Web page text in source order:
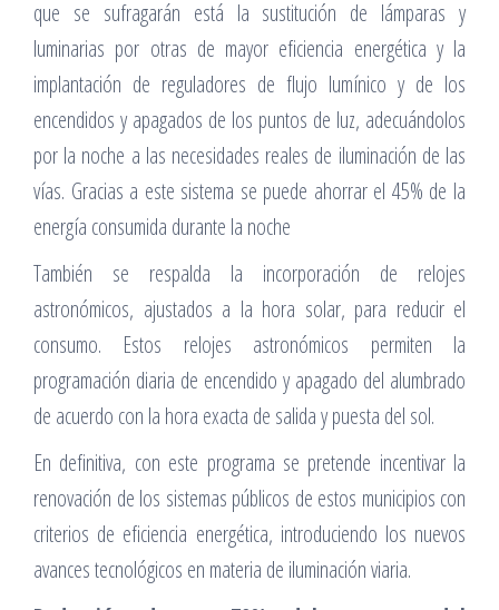
que se sufragarán está la sustitución de lámparas y
luminarias por otras de mayor eficiencia energética y la
implantación de reguladores de flujo lumínico y de los
encendidos y apagados de los puntos de luz, adecuándolos
por la noche a las necesidades reales de iluminación de las
vías. Gracias a este sistema se puede ahorrar el 45% de la
energía consumida durante la noche
También se respalda la incorporación de relojes
astronómicos, ajustados a la hora solar, para reducir el
consumo. Estos relojes astronómicos permiten la
programación diaria de encendido y apagado del alumbrado
de acuerdo con la hora exacta de salida y puesta del sol.
En definitiva, con este programa se pretende incentivar la
renovación de los sistemas públicos de estos municipios con
criterios de eficiencia energética, introduciendo los nuevos
avances tecnológicos en materia de iluminación viaria.